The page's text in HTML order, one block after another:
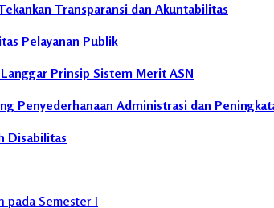
Transparansi dan Akuntabilitas
Pelayanan Publik
Prinsip Sistem Merit ASN
Penyederhanaan Administrasi dan
Disabilitas